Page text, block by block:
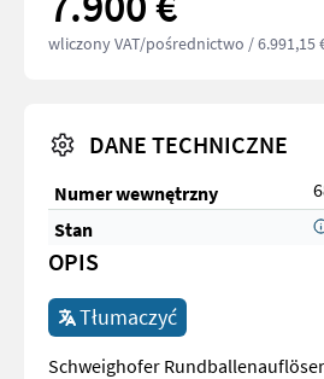
wliczony VAT/pośrednictwo / 6.991,15
DANE TECHNICZNE
Numer wewnętrzny
Stan
OPIS
Tłumaczyć
Schweighofer Rundballenauflöser